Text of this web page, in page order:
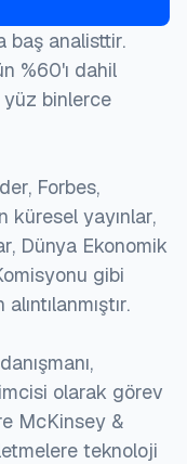
geçici
bu fatura
neden
bakım
eski olabilir
sağlık
nedeniyle
aimultiple.com/
tarihi: 18 Haziran
baş analisttir.
%60'ı dahil
yüz binlerce
Forbes,
küresel yayınlar,
Dünya Ekonomik
gibi
olarak görev
McKinsey &
teknoloji